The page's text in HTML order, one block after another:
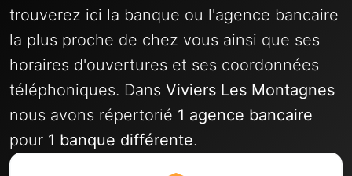
trouverez ici la banque ou l'agence bancaire
la plus proche de chez vous ainsi que ses
horaires d'ouvertures et ses coordonnées
téléphoniques. Dans Viviers Les Montagnes
nous avons répertorié 1 agence bancaire
pour 1 banque différente.